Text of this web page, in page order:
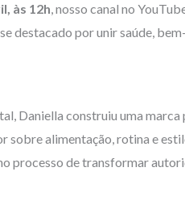
às 12h, nosso canal no
destacado por unir saúde,
Daniella construiu uma marca
sobre alimentação, rotina e
processo de transformar